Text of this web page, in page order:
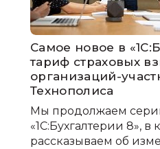
Самое новое в
тариф страховых
организаций-
Технополиса
Мы продолжаем
«1С:Бухгалтерии 8», в
рассказываем об